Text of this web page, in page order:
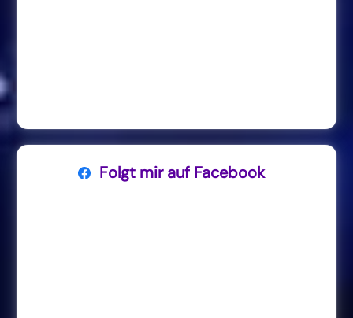
Folgt mir auf Facebook